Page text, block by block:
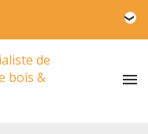
de
bois &